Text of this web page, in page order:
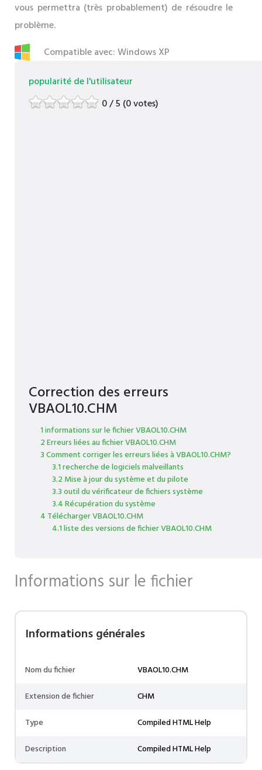
vous permettra (très probablement) de résoudre le
problème.
Compatible avec: Windows XP
popularité de l'utilisateur
0 / 5 (0 votes)
Correction des erreurs
VBAOL10.CHM
1 informations sur le fichier VBAOL10.CHM
2 Erreurs liées au fichier VBAOL10.CHM
3 Comment corriger les erreurs liées à VBAOL10.CHM?
3.1 recherche de logiciels malveillants
3.2 Mise à jour du système et du pilote
3.3 outil du vérificateur de fichiers système
3.4 Récupération du système
4 Télécharger VBAOL10.CHM
4.1 liste des versions de fichier VBAOL10.CHM
Informations sur le fichier
Informations générales
Nom du fichier
VBAOL10.CHM
Extension de fichier
CHM
Type
Compiled HTML Help
Description
Compiled HTML Help